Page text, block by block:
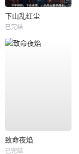
下山乱红尘
已完结
致命夜焰
已完结